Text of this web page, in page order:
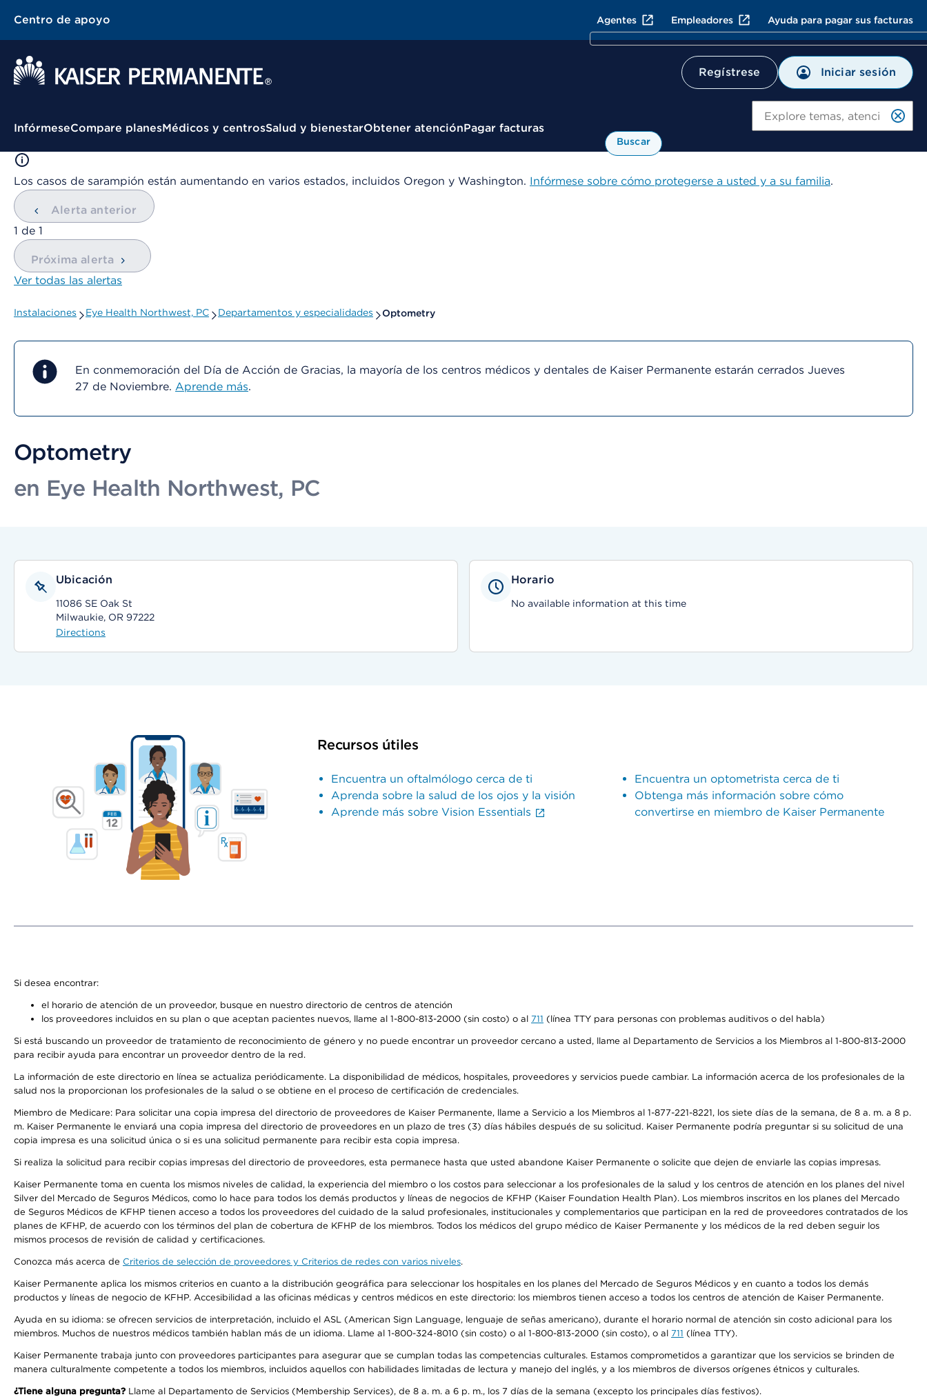
Centro de apoyo Agentes Empleadores Ayuda para pagar sus facturas
Regístrese Iniciar sesión
Menú contextual
InfórmeseCompare planesMédicos y centrosSalud y bienestarObtener atenciónPagar facturas
Buscar
Los casos de sarampión están aumentando en varios estados, incluidos Oregon y Washington. Infórmese sobre cómo protegerse a usted y a su familia.
Alerta anterior
mostrando
1 de 1
Próxima alerta
Ver todas las alertas
Instalaciones Eye Health Northwest, PC Departamentos y especialidades Optometry
En conmemoración del Día de Acción de Gracias, la mayoría de los centros médicos y dentales de Kaiser Permanente estarán cerrados Jueves
27 de Noviembre. Aprende más.
Optometry
en Eye Health Northwest, PC
Ubicación
11086 SE Oak St
Milwaukie, OR 97222
Directions
Horario
No available information at this time
Recursos útiles
Encuentra un oftalmólogo cerca de ti
Aprenda sobre la salud de los ojos y la visión
Aprende más sobre Vision Essentials
Encuentra un optometrista cerca de ti
Obtenga más información sobre cómo
convertirse en miembro de Kaiser Permanente
Si desea encontrar:
el horario de atención de un proveedor, busque en nuestro directorio de centros de atención
los proveedores incluidos en su plan o que aceptan pacientes nuevos, llame al 1-800-813-2000 (sin costo) o al 711 (línea TTY para personas con problemas auditivos o del habla)
Si está buscando un proveedor de tratamiento de reconocimiento de género y no puede encontrar un proveedor cercano a usted, llame al Departamento de Servicios a los Miembros al 1-800-813-2000
para recibir ayuda para encontrar un proveedor dentro de la red.
La información de este directorio en línea se actualiza periódicamente. La disponibilidad de médicos, hospitales, proveedores y servicios puede cambiar. La información acerca de los profesionales de la
salud nos la proporcionan los profesionales de la salud o se obtiene en el proceso de certificación de credenciales.
Miembro de Medicare: Para solicitar una copia impresa del directorio de proveedores de Kaiser Permanente, llame a Servicio a los Miembros al 1-877-221-8221, los siete días de la semana, de 8 a. m. a 8 p.
m. Kaiser Permanente le enviará una copia impresa del directorio de proveedores en un plazo de tres (3) días hábiles después de su solicitud. Kaiser Permanente podría preguntar si su solicitud de una
copia impresa es una solicitud única o si es una solicitud permanente para recibir esta copia impresa.
Si realiza la solicitud para recibir copias impresas del directorio de proveedores, esta permanece hasta que usted abandone Kaiser Permanente o solicite que dejen de enviarle las copias impresas.
Kaiser Permanente toma en cuenta los mismos niveles de calidad, la experiencia del miembro o los costos para seleccionar a los profesionales de la salud y los centros de atención en los planes del nivel
Silver del Mercado de Seguros Médicos, como lo hace para todos los demás productos y líneas de negocios de KFHP (Kaiser Foundation Health Plan). Los miembros inscritos en los planes del Mercado
de Seguros Médicos de KFHP tienen acceso a todos los proveedores del cuidado de la salud profesionales, institucionales y complementarios que participan en la red de proveedores contratados de los
planes de KFHP, de acuerdo con los términos del plan de cobertura de KFHP de los miembros. Todos los médicos del grupo médico de Kaiser Permanente y los médicos de la red deben seguir los
mismos procesos de revisión de calidad y certificaciones.
Conozca más acerca de Criterios de selección de proveedores y Criterios de redes con varios niveles.
Kaiser Permanente aplica los mismos criterios en cuanto a la distribución geográfica para seleccionar los hospitales en los planes del Mercado de Seguros Médicos y en cuanto a todos los demás
productos y líneas de negocio de KFHP. Accesibilidad a las oficinas médicas y centros médicos en este directorio: los miembros tienen acceso a todos los centros de atención de Kaiser Permanente.
Ayuda en su idioma: se ofrecen servicios de interpretación, incluido el ASL (American Sign Language, lenguaje de señas americano), durante el horario normal de atención sin costo adicional para los
miembros. Muchos de nuestros médicos también hablan más de un idioma. Llame al 1-800-324-8010 (sin costo) o al 1-800-813-2000 (sin costo), o al 711 (línea TTY).
Kaiser Permanente trabaja junto con proveedores participantes para asegurar que se cumplan todas las competencias culturales. Estamos comprometidos a garantizar que los servicios se brinden de
manera culturalmente competente a todos los miembros, incluidos aquellos con habilidades limitadas de lectura y manejo del inglés, y a los miembros de diversos orígenes étnicos y culturales.
¿Tiene alguna pregunta? Llame al Departamento de Servicios (Membership Services), de 8 a. m. a 6 p. m., los 7 días de la semana (excepto los principales días festivos).